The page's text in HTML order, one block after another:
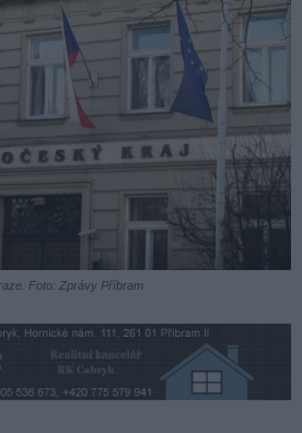
Foto: Zprávy Příbram